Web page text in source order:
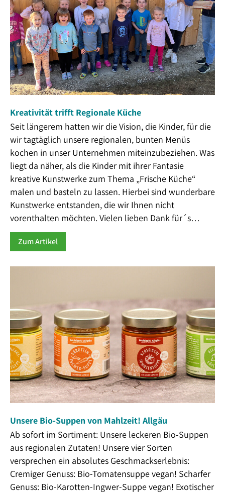
Kreativität trifft Regionale Küche
Seit längerem hatten wir die Vision, die Kinder, für die
wir tagtäglich unsere regionalen, bunten Menüs
kochen in unser Unternehmen miteinzubeziehen. Was
liegt da näher, als die Kinder mit ihrer Fantasie
kreative Kunstwerke zum Thema „Frische Küche“
malen und basteln zu lassen. Hierbei sind wunderbare
Kunstwerke entstanden, die wir Ihnen nicht
vorenthalten möchten. Vielen lieben Dank für´s…
Zum Artikel
Unsere Bio-Suppen von Mahlzeit! Allgäu
Ab sofort im Sortiment: Unsere leckeren Bio-Suppen
aus regionalen Zutaten! Unsere vier Sorten
versprechen ein absolutes Geschmackserlebnis:
Cremiger Genuss: Bio-Tomatensuppe vegan! Scharfer
Genuss: Bio-Karotten-Ingwer-Suppe vegan! Exotischer